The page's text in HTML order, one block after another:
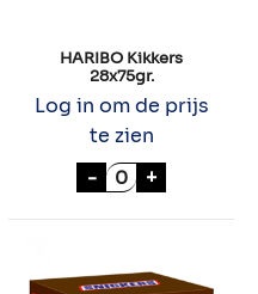
HARIBO Kikkers
28x75gr.
Log in om de prijs
te zien
- HARIBO
+